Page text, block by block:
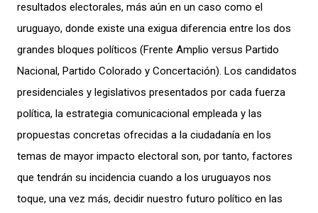
resultados electorales, más aún en un caso como el
uruguayo, donde existe una exigua diferencia entre los dos
grandes bloques políticos (Frente Amplio versus Partido
Nacional, Partido Colorado y Concertación). Los candidatos
presidenciales y legislativos presentados por cada fuerza
política, la estrategia comunicacional empleada y las
propuestas concretas ofrecidas a la ciudadanía en los
temas de mayor impacto electoral son, por tanto, factores
que tendrán su incidencia cuando a los uruguayos nos
toque, una vez más, decidir nuestro futuro político en las